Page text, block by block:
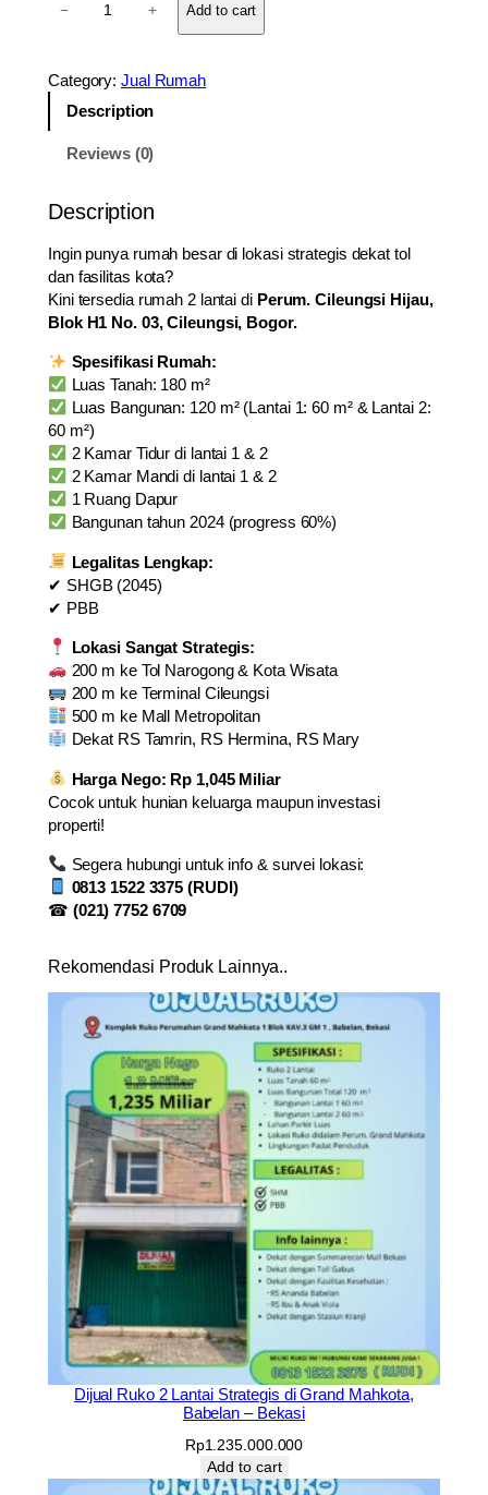
A
R
A
H
2
L
A
N
A
–
C
L
E
U
G
S
I
H
J
A
U
,
B
O
G
R
q
a
− + Add to cart
Category:Jual Rumah
Description
Reviews (0)
Description
Ingin punya rumah besar di lokasi strategis dekat tol
dan fasilitas kota?
Kini tersedia rumah 2 lantai di Perum. Cileungsi Hijau,
Blok H1 No. 03, Cileungsi, Bogor.
Spesifikasi Rumah:
Luas Tanah: 180 m²
Luas Bangunan: 120 m² (Lantai 1: 60 m² & Lantai 2:
60 m²)
2 Kamar Tidur di lantai 1 & 2
2 Kamar Mandi di lantai 1 & 2
1 Ruang Dapur
Bangunan tahun 2024 (progress 60%)
Legalitas Lengkap:
✔ SHGB (2045)
✔ PBB
Lokasi Sangat Strategis:
200 m ke Tol Narogong & Kota Wisata
200 m ke Terminal Cileungsi
500 m ke Mall Metropolitan
Dekat RS Tamrin, RS Hermina, RS Mary
Harga Nego: Rp 1,045 Miliar
Cocok untuk hunian keluarga maupun investasi
properti!
Segera hubungi untuk info & survei lokasi:
0813 1522 3375 (RUDI)
☎ (021) 7752 6709
Rekomendasi Produk Lainnya..
Dijual Ruko 2 Lantai Strategis di Grand Mahkota,
Babelan – Bekasi
Rp1.235.000.000
Add to cart